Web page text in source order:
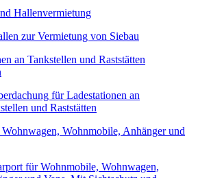
Hallenvermietung
an Tankstellen und Raststätten
Wohnmobile, Anhänger und